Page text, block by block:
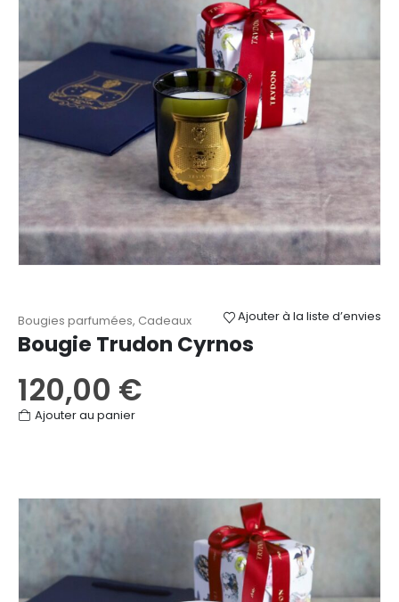
Ajouter à la liste d’envies
Bougies parfumées, Cadeaux
Bougie Trudon Cyrnos
120,00 €
Ajouter au panier